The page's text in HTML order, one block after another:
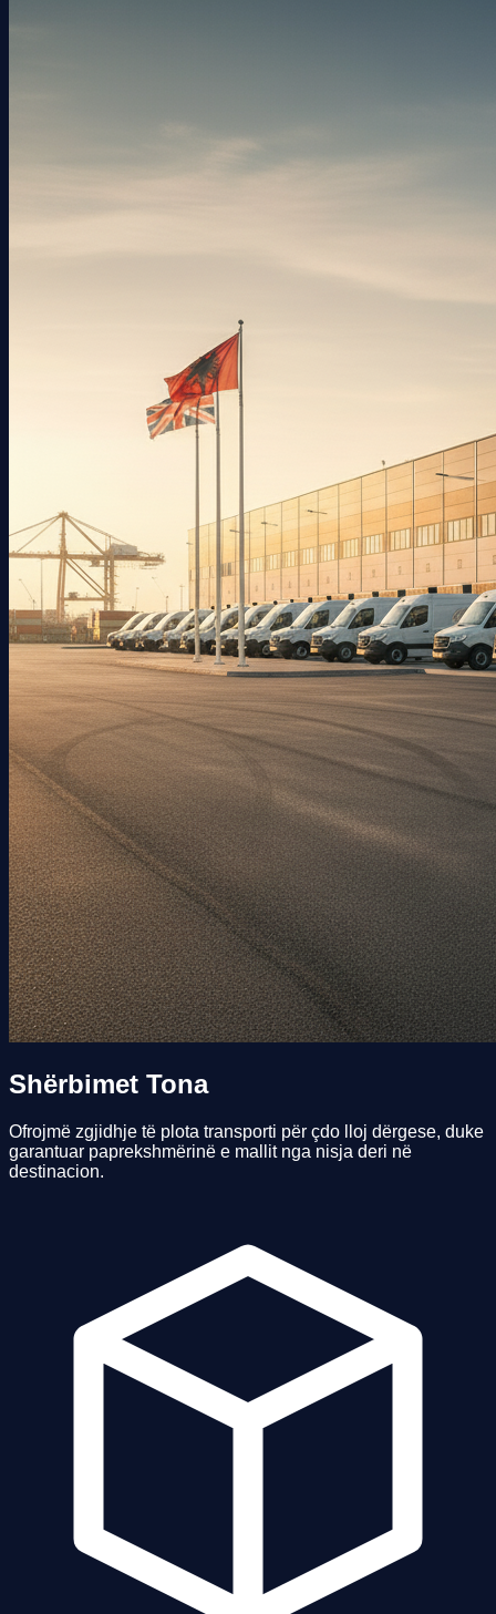
Shërbimet Tona
Ofrojmë zgjidhje të plota transporti për çdo lloj dërgese, duke
garantuar paprekshmërinë e mallit nga nisja deri në
destinacion.